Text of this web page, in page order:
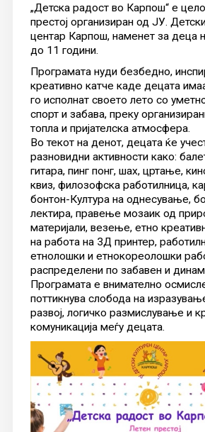
„Детска радост во Карпош“ е
престој организиран од ЈУ.
центар Карпош, наменет за деца
до 11 години.
Програмата нуди безбедно,
креативно катче каде децата
го исполнат своето лето со
спорт и забава, преку
топла и пријателска атмосфера.
Во текот на денот, децата ќе
разновидни активности како:
гитара, пинг понг, шах, цртање,
квиз, филозофска работилница,
бонтон-Култура на однесување,
лектира, правење мозаик од
материјали, везење, етно
на работа на 3Д принтер,
етнолошки и етнокореолошки
распределени по забавен и
Програмата е внимателно
поттикнува слобода на
развој, логичко размислување и
комуникација меѓу децата.